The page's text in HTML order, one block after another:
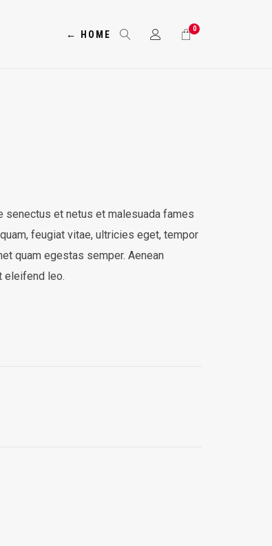
← HOME
0
et netus et malesuada fames
feugiat vitae, ultricies eget, tempor
quam egestas semper. Aenean
eleifend leo.